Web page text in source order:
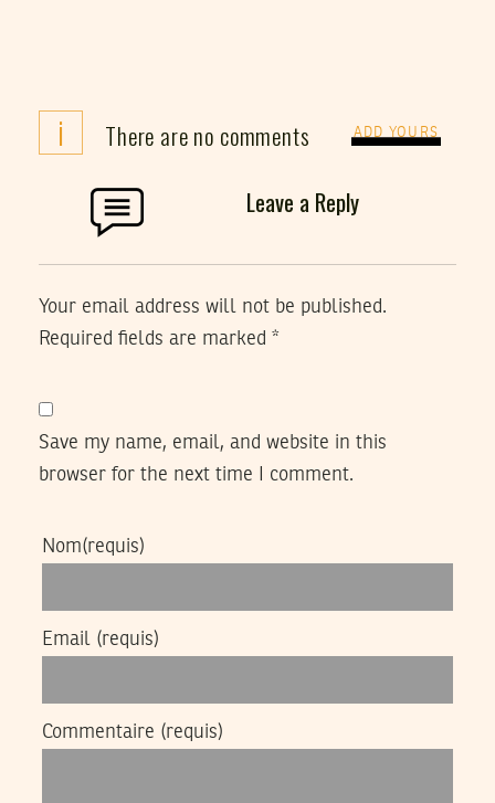
i There are no comments ADD YOURS
Leave a Reply
Your email address will not be published.
Required fields are marked *
Save my name, email, and website in this
browser for the next time I comment.
Nom(requis)
Email (requis)
Commentaire (requis)